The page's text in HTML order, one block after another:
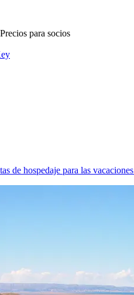
para socios
de hospedaje para las